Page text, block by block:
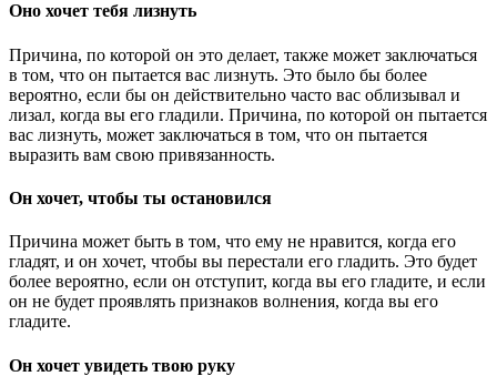
Оно хочет тебя лизнуть
Причина, по которой он это делает, также может заключаться
в том, что он пытается вас лизнуть. Это было бы более
вероятно, если бы он действительно часто вас облизывал и
лизал, когда вы его гладили. Причина, по которой он пытается
вас лизнуть, может заключаться в том, что он пытается
выразить вам свою привязанность.
Он хочет, чтобы ты остановился
Причина может быть в том, что ему не нравится, когда его
гладят, и он хочет, чтобы вы перестали его гладить. Это будет
более вероятно, если он отступит, когда вы его гладите, и если
он не будет проявлять признаков волнения, когда вы его
гладите.
Он хочет увидеть твою руку